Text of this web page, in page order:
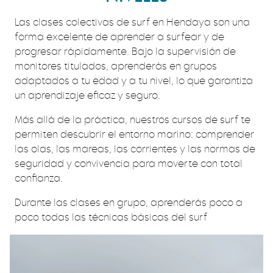
Las clases colectivas de surf en Hendaya son una
forma excelente de aprender a surfear y de
progresar rápidamente. Bajo la supervisión de
monitores titulados, aprenderás en grupos
adaptados a tu edad y a tu nivel, lo que garantiza
un aprendizaje eficaz y seguro.
Más allá de la práctica, nuestros cursos de surf te
permiten descubrir el entorno marino: comprender
las olas, las mareas, las corrientes y las normas de
seguridad y convivencia para moverte con total
confianza.
Durante las clases en grupo, aprenderás poco a
poco todas las técnicas básicas del surf